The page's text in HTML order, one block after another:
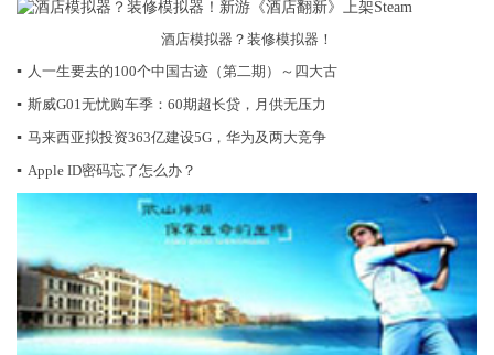
酒店模拟器？装修模拟器！
▪ 人一生要去的100个中国古迹（第二期）～四大古
▪ 斯威G01无忧购车季：60期超长贷，月供无压力
▪ 马来西亚拟投资363亿建设5G，华为及两大竞争
▪ Apple ID密码忘了怎么办？